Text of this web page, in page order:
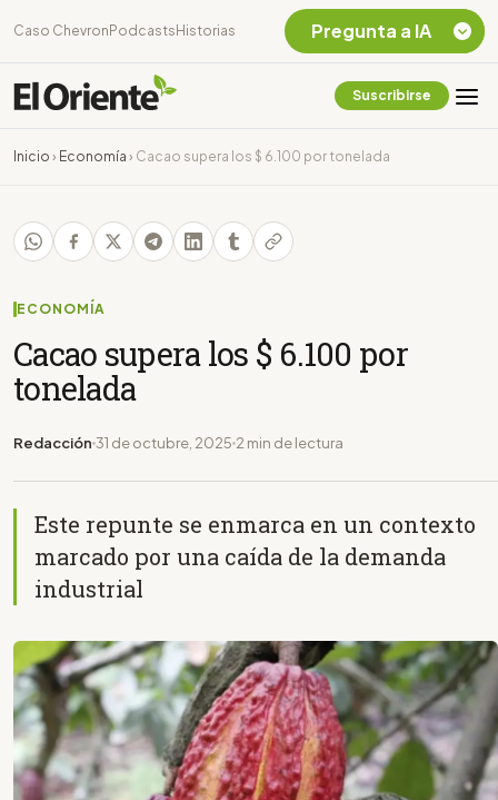
Caso Chevron Podcasts Historias
Suscribirse
Inicio › Economía › Cacao supera los $ 6.100 por tonelada
ECONOMÍA
Cacao supera los $ 6.100 por
tonelada
Redacción 31 de octubre, 2025 2 min de lectura
Este repunte se enmarca en un contexto
marcado por una caída de la demanda
industrial
Pregunta a IA
Chevron Ecuador